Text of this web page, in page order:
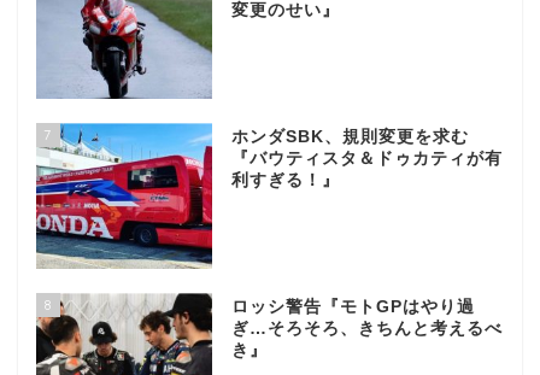
変更のせい』
7
ホンダSBK、規則変更を求む
『バウティスタ＆ドゥカティが有
利すぎる！』
8
ロッシ警告『モトGPはやり過
ぎ…そろそろ、きちんと考えるべ
き』